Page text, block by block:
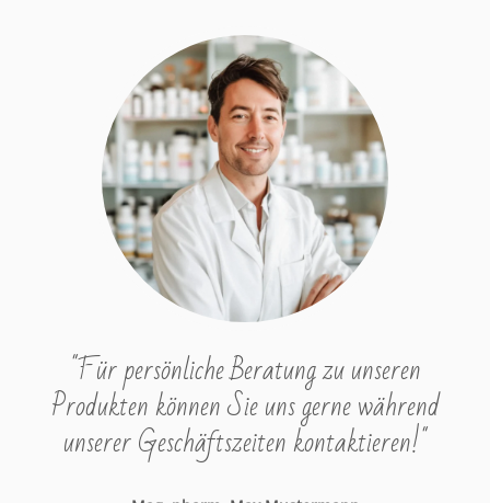
"Für persönliche Beratung zu unseren
Produkten können Sie uns gerne während
unserer Geschäftszeiten kontaktieren!"